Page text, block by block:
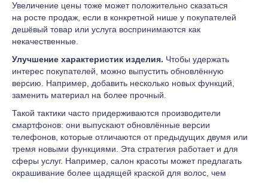
Увеличение цены тоже может положительно сказаться
на росте продаж, если в конкретной нише у покупателей
дешёвый товар или услуга воспринимаются как
некачественные.
Улучшение характеристик изделия. Чтобы удержать
интерес покупателей, можно выпустить обновлённую
версию. Например, добавить несколько новых функций,
заменить материал на более прочный.
Такой тактики часто придерживаются производители
смартфонов: они выпускают обновлённые версии
телефонов, которые отличаются от предыдущих двумя или
тремя новыми функциями. Эта стратегия работает и для
сферы услуг. Например, салон красоты может предлагать
окрашивание более щадящей краской для волос, чем